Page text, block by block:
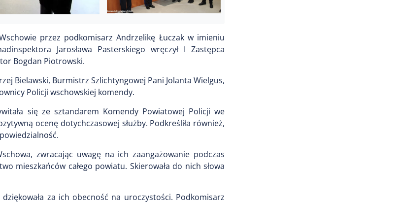
przez podkomisarz Andrzelikę Łuczak w imieniu
Jarosława Pasterskiego wręczył I Zastępca
Bogdan Piotrowski.
Bielawski, Burmistrz Szlichtyngowej Pani Jolanta Wielgus,
Policji wschowskiej komendy.
się ze sztandarem Komendy Powiatowej Policji we
ocenę dotychczasowej służby. Podkreśliła również,
zwracając uwagę na ich zaangażowanie podczas
mieszkańców całego powiatu. Skierowała do nich słowa
za ich obecność na uroczystości. Podkomisarz